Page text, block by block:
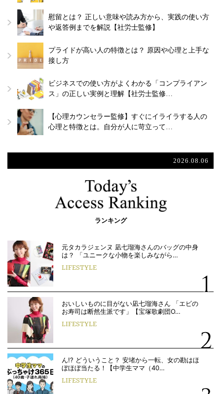
慰留とは？ 正しい意味や読み方から、実践の使い方
や返答例までを解説【社労士監修】
プライドが高い人の特徴とは？ 原因や心理と上手な
接し方
ビジネスでの使い方がよくわかる「コンプライアン
ス」の正しい実例と理解【社労士監修…
【心理カウンセラー監修】すぐにイライラする人の
心理と特徴とは。自分が人に苛立って…
2026.08.06
ランキング
元タカラジェンヌ 凪七瑠海さんのバッグの中身
は？ 「ユニークな小物を楽しみながら…
LIFESTYLE
おいしいものに目がない凪七瑠海さん 「エビの
お寿司は断然生派です」【宝塚歌劇団O…
LIFESTYLE
ん!? どういうこと？ 安堵から一転、女の勘はほ
ぼほぼ当たる！【中学生ママ（40…
LIFESTYLE